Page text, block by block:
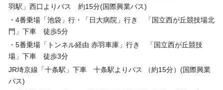
羽駅」西口よりバス 約15分(国際興業バス)
・4番乗場「池袋」行・「日大病院」行き 「国立西が丘競技場北
門」下車 徒歩5分
・5番乗場「トンネル経由 赤羽車庫」行き 「国立西が丘競技
場」下車 徒歩3分
JR埼京線「十条駅」下車 十条駅よりバス （約15分）(国際興業
バス)